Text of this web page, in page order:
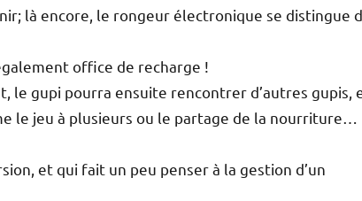
là encore, le rongeur électronique se distingue
office de recharge !
le gupi pourra ensuite rencontrer d’autres gupis,
le jeu à plusieurs ou le partage de la nourriture…
et qui fait un peu penser à la gestion d’un